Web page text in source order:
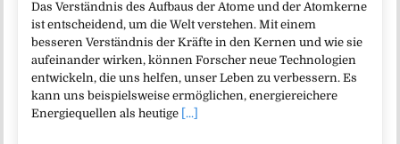
Das Verständnis des Aufbaus der Atome und der Atomkerne
ist entscheidend, um die Welt verstehen. Mit einem
besseren Verständnis der Kräfte in den Kernen und wie sie
aufeinander wirken, können Forscher neue Technologien
entwickeln, die uns helfen, unser Leben zu verbessern. Es
kann uns beispielsweise ermöglichen, energiereichere
Energiequellen als heutige [...]